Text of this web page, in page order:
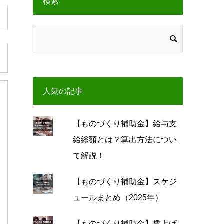
人気の記事
【ものづくり補助金】給与支
給総額とは？算出方法につい
て解説！
【ものづくり補助金】スケジ
ュールまとめ（2025年）